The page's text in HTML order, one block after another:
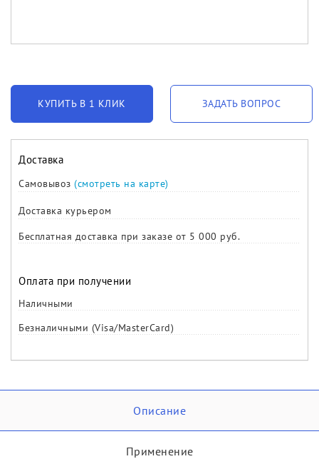
КУПИТЬ В 1 КЛИК ЗАДАТЬ ВОПРОС
Доставка
Самовывоз (смотреть на карте)
Доставка курьером
Бесплатная доставка при заказе от 5 000 руб.
Оплата при получении
Наличными
Безналичными (Visa/MasterCard)
Описание
Применение